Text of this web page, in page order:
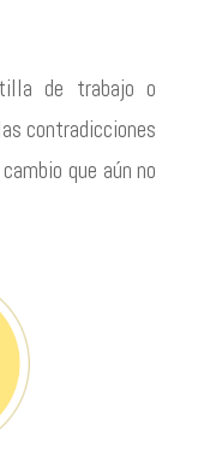
de trabajo o
contradicciones
que aún no